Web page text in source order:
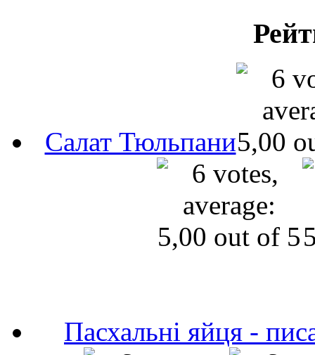
Салат Тюльпани
Пасхальні яйця -